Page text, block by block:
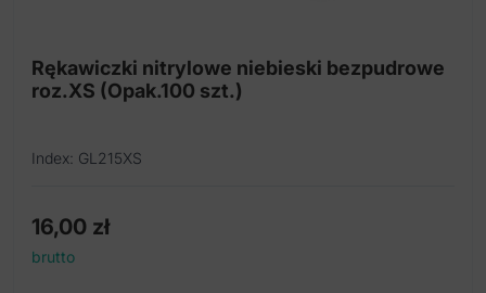
Rękawiczki nitrylowe niebieski bezpudrowe
roz.XS (Opak.100 szt.)
Index: GL215XS
16,00 zł
brutto